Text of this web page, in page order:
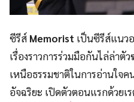
ซีรีส์ Memorist เป็นซีรีส์แนว
เรื่องราวการร่วมมือกันไล่ล่า
เหนือธรรมชาติในการอ่านใจ
อัจฉริยะ เปิดตัวตอนแรกด้วยเ